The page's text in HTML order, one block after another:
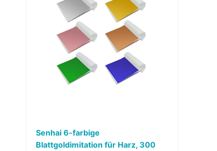
Senhai 6-farbige
Blattgoldimitation für Harz, 300